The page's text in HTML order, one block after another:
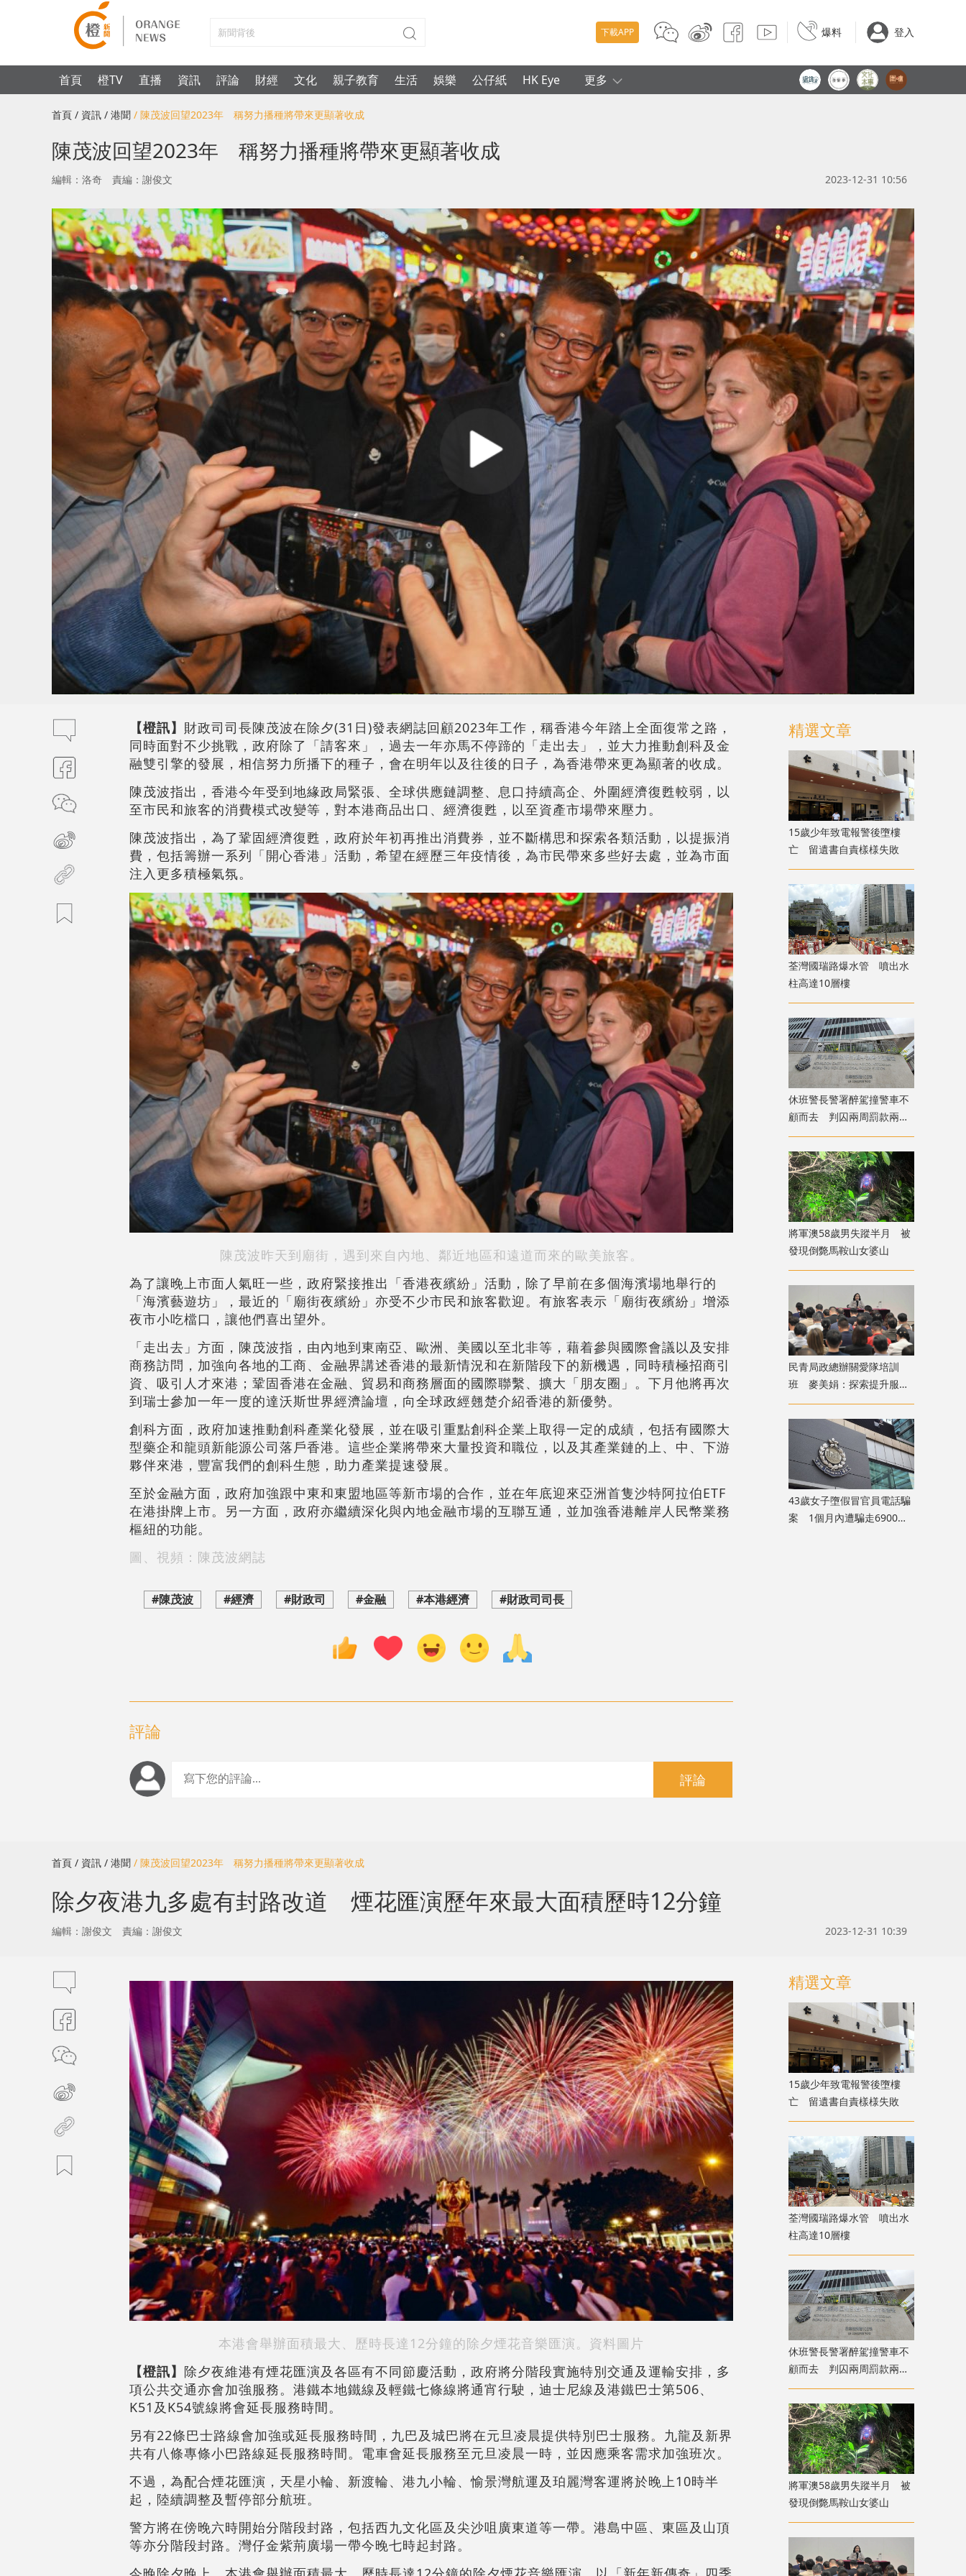
下載APP 爆料 登入
首頁 橙TV 直播 資訊 評論 財經 文化 親子教育 生活 娛樂 公仔紙 HK Eye 更多
首頁 / 資訊 / 港聞 / 陳茂波回望2023年 稱努力播種將帶來更顯著收成
陳茂波回望2023年 稱努力播種將帶來更顯著收成
編輯：洛奇 責編：謝俊文 2023-12-31 10:56
【橙訊】 財政司司長陳茂波在除夕(31日)發表網誌回顧2023年工作，稱香港今年踏上全面復常之路，
同時面對不少挑戰，政府除了「請客來」，過去一年亦馬不停蹄的「走出去」，並大力推動創科及金
融雙引擎的發展，相信努力所播下的種子，會在明年以及往後的日子，為香港帶來更為顯著的收成。
陳茂波指出，香港今年受到地緣政局緊張、全球供應鏈調整、息口持續高企、外圍經濟復甦較弱，以
至市民和旅客的消費模式改變等，對本港商品出口、經濟復甦，以至資產市場帶來壓力。
陳茂波指出，為了鞏固經濟復甦，政府於年初再推出消費券，並不斷構思和探索各類活動，以提振消
費，包括籌辦一系列「開心香港」活動，希望在經歷三年疫情後，為市民帶來多些好去處，並為市面
注入更多積極氣氛。
陳茂波昨天到廟街，遇到來自內地、鄰近地區和遠道而來的歐美旅客。
為了讓晚上市面人氣旺一些，政府緊接推出「香港夜繽紛」活動，除了早前在多個海濱場地舉行的
「海濱藝遊坊」，最近的「廟街夜繽紛」亦受不少市民和旅客歡迎。有旅客表示「廟街夜繽紛」增添
夜市小吃檔口，讓他們喜出望外。
「走出去」方面，陳茂波指，由內地到東南亞、歐洲、美國以至北非等，藉着參與國際會議以及安排
商務訪問，加強向各地的工商、金融界講述香港的最新情況和在新階段下的新機遇，同時積極招商引
資、吸引人才來港；鞏固香港在金融、貿易和商務層面的國際聯繫、擴大「朋友圈」。下月他將再次
到瑞士參加一年一度的達沃斯世界經濟論壇，向全球政經翹楚介紹香港的新優勢。
創科方面，政府加速推動創科產業化發展，並在吸引重點創科企業上取得一定的成績，包括有國際大
型藥企和龍頭新能源公司落戶香港。這些企業將帶來大量投資和職位，以及其產業鏈的上、中、下游
夥伴來港，豐富我們的創科生態，助力產業提速發展。
至於金融方面，政府加強跟中東和東盟地區等新市場的合作，並在年底迎來亞洲首隻沙特阿拉伯ETF
在港掛牌上市。另一方面，政府亦繼續深化與內地金融市場的互聯互通，並加強香港離岸人民幣業務
樞紐的功能。
圖、視頻：陳茂波網誌
#陳茂波 #經濟 #財政司 #金融 #本港經濟 #財政司司長
評論
評論
精選文章
15歲少年致電報警後墮樓
亡 留遺書自責樣様失敗
荃灣國瑞路爆水管 噴出水
柱高達10層樓
休班警長警署醉駕撞警車不
顧而去 判囚兩周罰款兩萬
元
將軍澳58歲男失蹤半月 被
發現倒斃馬鞍山女婆山
民青局政總辦關愛隊培訓
班 麥美娟：探索提升服務
質素
43歲女子墮假冒官員電話騙
案 1個月內遭騙走6900萬
首頁 / 資訊 / 港聞 / 陳茂波回望2023年 稱努力播種將帶來更顯著收成
除夕夜港九多處有封路改道 煙花匯演歷年來最大面積歷時12分鐘
編輯：謝俊文 責編：謝俊文 2023-12-31 10:39
本港會舉辦面積最大、歷時長達12分鐘的除夕煙花音樂匯演。資料圖片
【橙訊】 除夕夜維港有煙花匯演及各區有不同節慶活動，政府將分階段實施特別交通及運輸安排，多
項公共交通亦會加強服務。港鐵本地鐵線及輕鐵七條線將通宵行駛，迪士尼線及港鐵巴士第506、
K51及K54號線將會延長服務時間。
另有22條巴士路線會加強或延長服務時間，九巴及城巴將在元旦凌晨提供特別巴士服務。九龍及新界
共有八條專條小巴路線延長服務時間。電車會延長服務至元旦凌晨一時，並因應乘客需求加強班次。
不過，為配合煙花匯演，天星小輪、新渡輪、港九小輪、愉景灣航運及珀麗灣客運將於晚上10時半
起，陸續調整及暫停部分航班。
警方將在傍晚六時開始分階段封路，包括西九文化區及尖沙咀廣東道等一帶。港島中區、東區及山頂
等亦分階段封路。灣仔金紫荊廣場一帶今晚七時起封路。
精選文章
15歲少年致電報警後墮樓
亡 留遺書自責樣様失敗
荃灣國瑞路爆水管 噴出水
柱高達10層樓
休班警長警署醉駕撞警車不
顧而去 判囚兩周罰款兩萬
元
將軍澳58歲男失蹤半月 被
發現倒斃馬鞍山女婆山